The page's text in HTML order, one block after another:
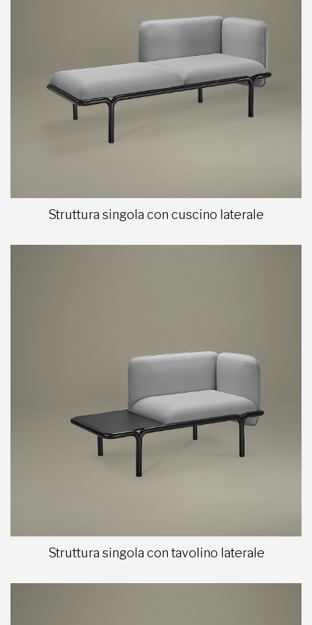
Struttura singola con cuscino laterale
Struttura singola con tavolino laterale